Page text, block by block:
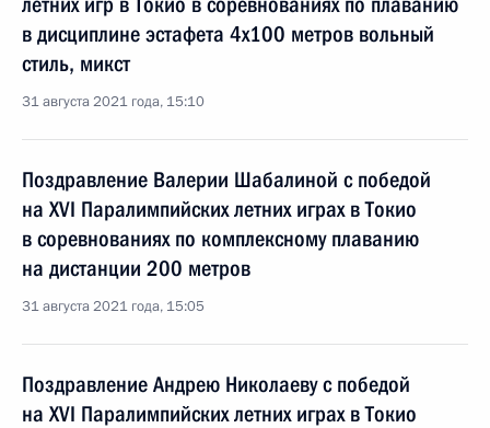
в дисциплине эстафета 4x100 метров вольный
стиль, микст
31 августа 2021 года, 15:10
Поздравление Валерии Шабалиной с победой
на XVI Паралимпийских летних играх в Токио
в соревнованиях по комплексному плаванию
на дистанции 200 метров
31 августа 2021 года, 15:05
Поздравление Андрею Николаеву с победой
на XVI Паралимпийских летних играх в Токио